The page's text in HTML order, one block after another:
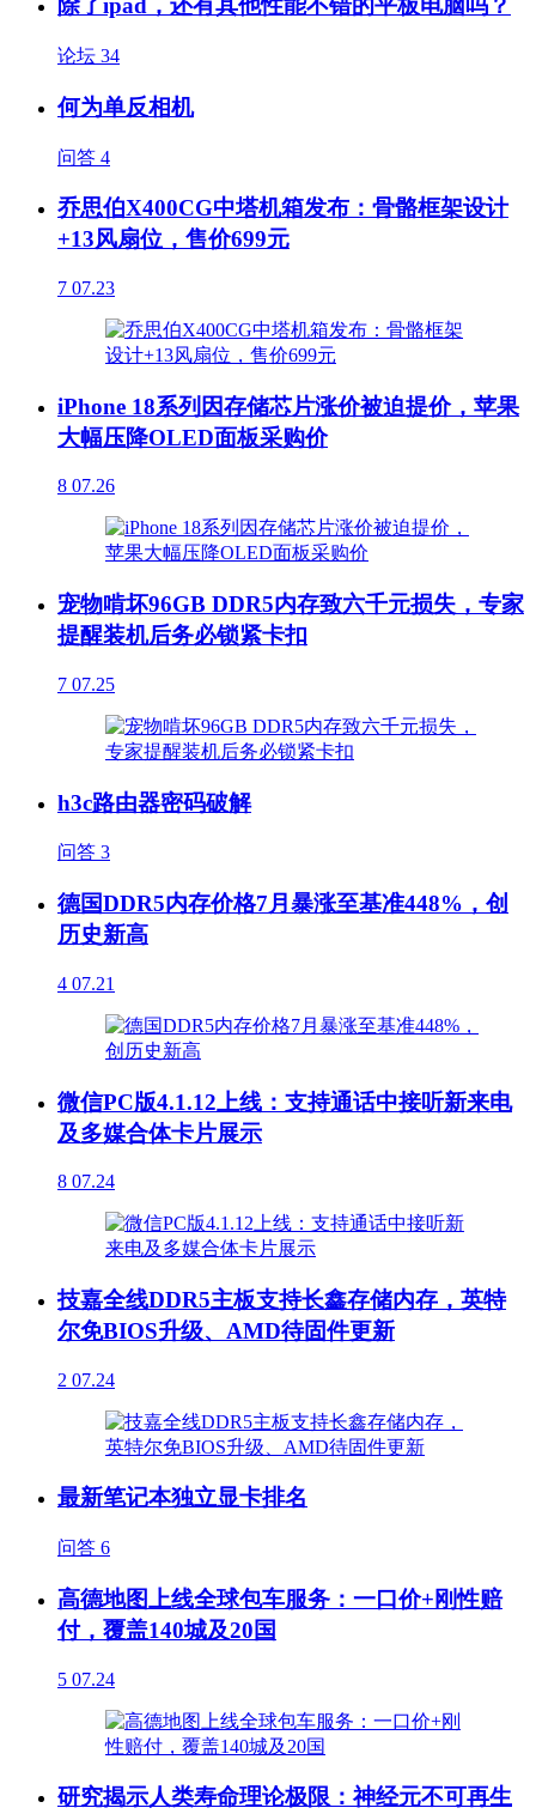
除了ipad，还有其他性能不错的平板电脑吗？
论坛 34
何为单反相机
问答 4
乔思伯X400CG中塔机箱发布：骨骼框架设计
+13风扇位，售价699元
7 07.23
iPhone 18系列因存储芯片涨价被迫提价，苹果
大幅压降OLED面板采购价
8 07.26
宠物啃坏96GB DDR5内存致六千元损失，专家
提醒装机后务必锁紧卡扣
7 07.25
h3c路由器密码破解
问答 3
德国DDR5内存价格7月暴涨至基准448%，创
历史新高
4 07.21
微信PC版4.1.12上线：支持通话中接听新来电
及多媒合体卡片展示
8 07.24
技嘉全线DDR5主板支持长鑫存储内存，英特
尔免BIOS升级、AMD待固件更新
2 07.24
最新笔记本独立显卡排名
问答 6
高德地图上线全球包车服务：一口价+刚性赔
付，覆盖140城及20国
5 07.24
研究揭示人类寿命理论极限：神经元不可再生